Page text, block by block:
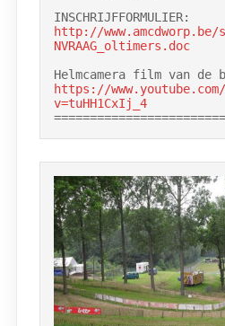
http://
NVRAAG_oltimers.doc
https://
v=tuHH1CxIj_4